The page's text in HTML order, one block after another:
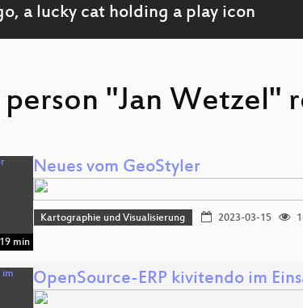
"Jan Wetzel"
19 min
Neues vom GeoStyler
Kartographie und Visualisierung 2023-03-15
OpenSource-ERP kivitendo im